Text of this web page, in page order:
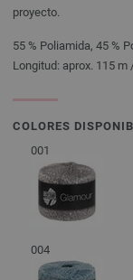
proyecto.
55 % Poliamida, 45 %
Longitud: aprox. 115 m
COLORES
001
004